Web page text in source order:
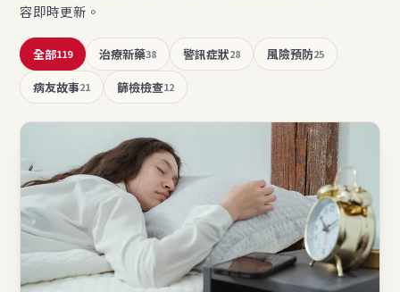
容即時更新。
全部119 治療新藥38 警訊症狀28 風險預防25
病友故事21 篩檢檢查12